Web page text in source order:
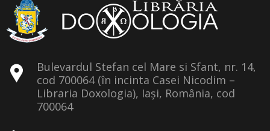
Bulevardul Stefan cel Mare si Sfant, nr. 14,
cod 700064 (în incinta Casei Nicodim –
Libraria Doxologia), Iași, România, cod
700064